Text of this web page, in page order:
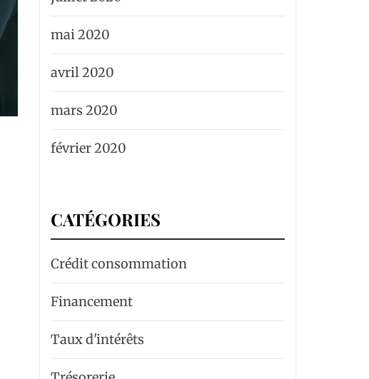
mai 2020
avril 2020
mars 2020
février 2020
CATÉGORIES
Crédit consommation
Financement
Taux d'intérêts